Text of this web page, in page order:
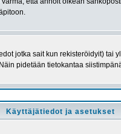
jotka sait kun rekisteröidyit)
pidetään tietokantaa
Käyttäjätiedot ja asetukset